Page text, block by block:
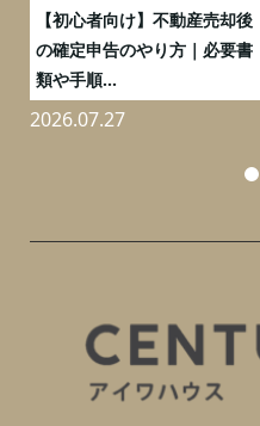
【初心者向け】不動産売却後
の確定申告のやり方｜必要書
類や手順...
2026.07.27